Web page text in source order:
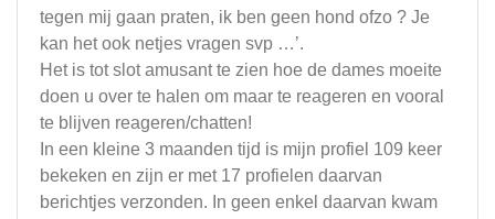
tegen mij gaan praten, ik ben geen hond ofzo ? Je
kan het ook netjes vragen svp …’.
Het is tot slot amusant te zien hoe de dames moeite
doen u over te halen om maar te reageren en vooral
te blijven reageren/chatten!
In een kleine 3 maanden tijd is mijn profiel 109 keer
bekeken en zijn er met 17 profielen daarvan
berichtjes verzonden. In geen enkel daarvan kwam